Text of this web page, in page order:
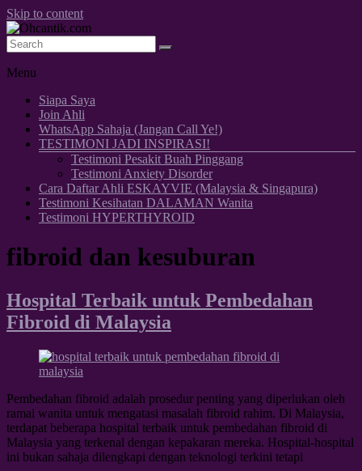
Skip to content
Kesihatan, Kecantikan & Awet Muda
Menu
Siapa Saya
Join Ahli
WhatsApp Sahaja (Jangan Call Ye!)
TESTIMONI JADI INSPIRASI!
Testimoni Pesakit Buah Pinggang
Testimoni Anxiety Disorder
Cara Daftar Ahli ESKAYVIE (Malaysia & Singapura)
Testimoni Kesihatan DALAMAN Wanita
Testimoni HYPERTHYROID
fibroid dan kesuburan
Hospital Terbaik untuk Pembedahan
Fibroid di Malaysia
Pembedahan fibroid adalah prosedur penting yang diperlukan oleh
ramai wanita untuk mengatasi masalah fibroid rahim. Di Malaysia,
terdapat beberapa hospital terbaik untuk pembedahan fibroid di
Malaysia yang terkenal dengan kepakaran mereka. Hospital-hospital
ini bukan sahaja dilengkapi dengan teknologi terkini tetapi